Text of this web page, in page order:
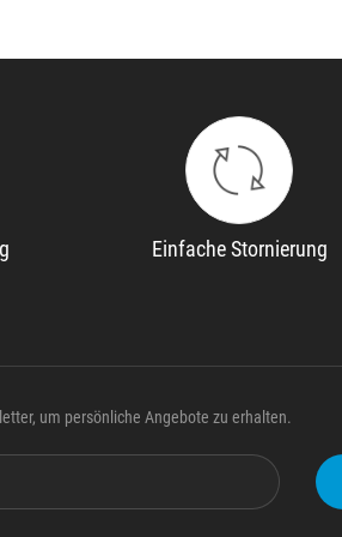
Einfache Stornierung
um persönliche Angebote zu erhalten.